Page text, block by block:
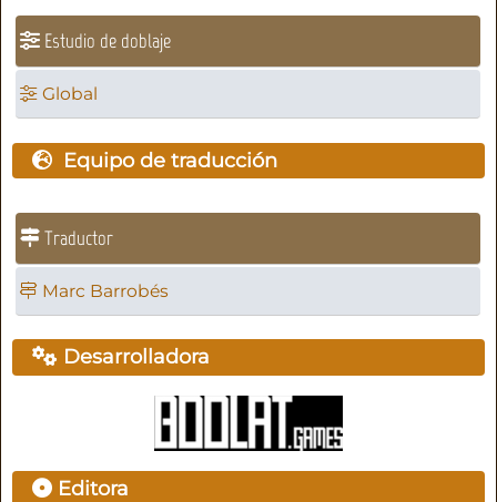
Estudio de doblaje
Global
Equipo de traducción
Traductor
Marc Barrobés
Desarrolladora
Editora